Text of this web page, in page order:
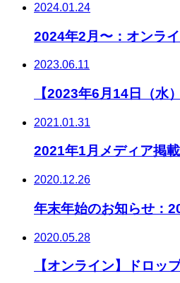
2024.01.24
2024年2月〜：オンラ
2023.06.11
【2023年6月14日（水
2021.01.31
2021年1月メディア掲
2020.12.26
年末年始のお知らせ：
2020.05.28
【オンライン】ドロッ